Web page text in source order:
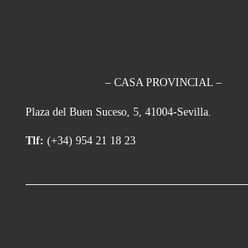
– CASA PROVINCIAL –
Plaza del Buen Suceso, 5, 41004-Sevilla.
Tlf: (+34) 954 21 18 23